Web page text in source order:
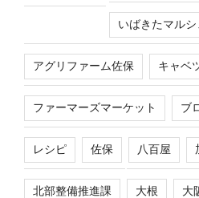
いばきたマルシ
アグリファーム佐保 キャベ
ファーマーズマーケット ブ
レシピ 佐保 八百屋
北部整備推進課 大根 大